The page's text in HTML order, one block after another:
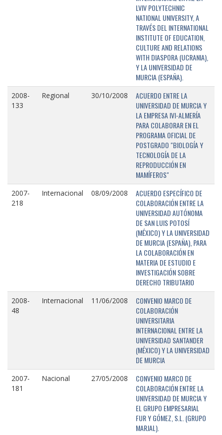
LVIV POLYTECHNIC
NATIONAL UNIVERSITY, A
TRAVÉS DEL INTERNATIONAL
INSTITUTE OF EDUCATION,
CULTURE AND RELATIONS
WITH DIASPORA (UCRANIA),
Y LA UNIVERSIDAD DE
MURCIA (ESPAÑA).
2008-
133
Regional 30/10/2008
ACUERDO ENTRE LA
UNIVERSIDAD DE MURCIA Y
LA EMPRESA IVI-ALMERÍA
PARA COLABORAR EN EL
PROGRAMA OFICIAL DE
POSTGRADO "BIOLOGÍA Y
TECNOLOGÍA DE LA
REPRODUCCIÓN EN
MAMÍFEROS"
2007-
218
Internacional 08/09/2008
ACUERDO ESPECÍFICO DE
COLABORACIÓN ENTRE LA
UNIVERSIDAD AUTÓNOMA
DE SAN LUIS POTOSÍ
(MÉXICO) Y LA UNIVERSIDAD
DE MURCIA (ESPAÑA), PARA
LA COLABORACIÓN EN
MATERIA DE ESTUDIO E
INVESTIGACIÓN SOBRE
DERECHO TRIBUTARIO
2008-
48
Internacional 11/06/2008
CONVENIO MARCO DE
COLABORACIÓN
UNIVERSITARIA
INTERNACIONAL ENTRE LA
UNIVERSIDAD SANTANDER
(MÉXICO) Y LA UNIVERSIDAD
DE MURCIA
2007-
181
Nacional 27/05/2008
CONVENIO MARCO DE
COLABORACIÓN ENTRE LA
UNIVERSIDAD DE MURCIA Y
EL GRUPO EMPRESARIAL
FUR Y GÓMEZ, S.L. (GRUPO
MARJAL).